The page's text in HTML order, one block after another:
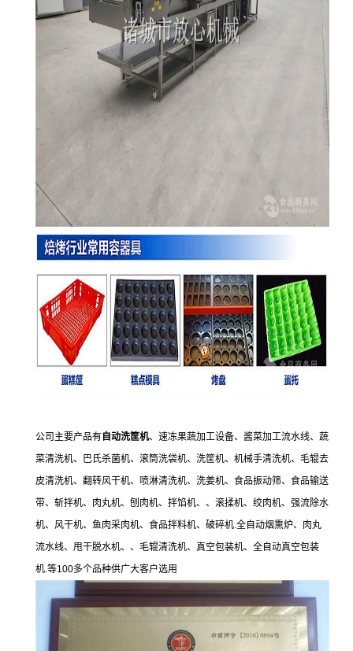
公司主要产品有 自动洗筐机、速冻果蔬加工设备、 酱菜加工流水线、蔬
菜清洗机、巴氏杀菌机、滚筒洗袋机、洗筐机、机械手清洗机、毛辊去
皮清洗机、翻转风干机、喷淋清洗机、洗姜机、食品振动筛、食品输送
带、斩拌机、肉丸机、刨肉机、拌馅机、、滚揉机、绞肉机、强流除水
机、风干机、鱼肉采肉机、食品拌料机、破碎机.全自动烟熏炉、肉丸
流水线、甩干脱水机、、毛辊清洗机、真空包装机、全自动真空包装
机.等100多个品种供广大客户选用